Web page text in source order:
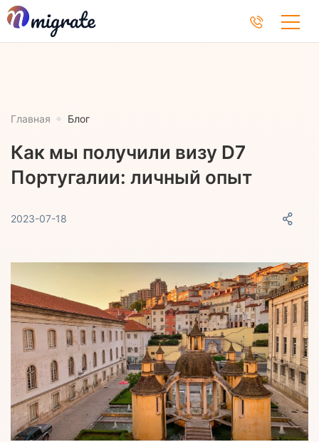
Главная Блог
Как мы получили визу D7
Португалии: личный опыт
2023-07-18